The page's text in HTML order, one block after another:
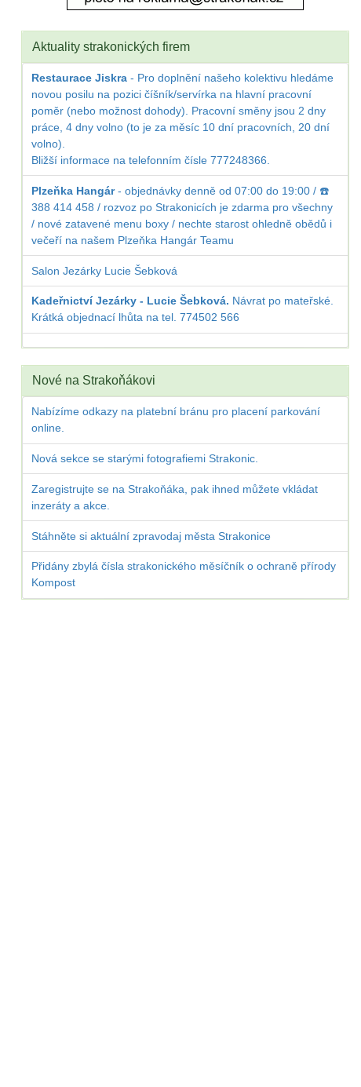
Aktuality strakonických firem
Restaurace Jiskra - Pro doplnění našeho kolektivu hledáme
novou posilu na pozici číšník/servírka na hlavní pracovní
poměr (nebo možnost dohody). Pracovní směny jsou 2 dny
práce, 4 dny volno (to je za měsíc 10 dní pracovních, 20 dní
volno).
Bližší informace na telefonním čísle 777248366.
Plzeňka Hangár- objednávky denně od 07:00 do 19:00 / ☎️
388 414 458 / rozvoz po Strakonicích je zdarma pro všechny
/ nové zatavené menu boxy / nechte starost ohledně obědů i
večeří na našem Plzeňka Hangár Teamu
Salon Jezárky Lucie Šebková
Kadeřnictví Jezárky - Lucie Šebková. Návrat po mateřské.
Krátká objednací lhůta na tel. 774502 566
Nové na Strakoňákovi
Nabízíme odkazy na platební bránu pro placení parkování
online.
Nová sekce se starými fotografiemi Strakonic.
Zaregistrujte se na Strakoňáka, pak ihned můžete vkládat
inzeráty a akce.
Stáhněte si aktuální zpravodaj města Strakonice
Přidány zbylá čísla strakonického měsíčník o ochraně přírody
Kompost